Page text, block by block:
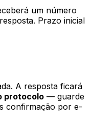
um número
Prazo inicial
A resposta ficará
protocolo — guarde
confirmação por e-